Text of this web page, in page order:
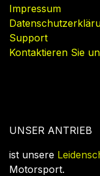
Impressum
Support
Kontaktieren Sie
UNSER ANTRIEB
ist unsere
Motorsport.